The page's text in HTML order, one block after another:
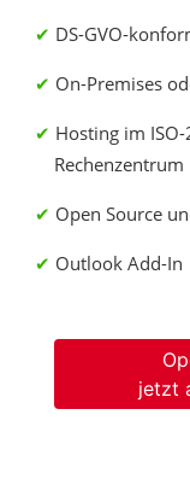
DS-GVO-
On-Premises
Hosting im
Rechenzentrum
Open Source
Outlook Add-In
jetzt